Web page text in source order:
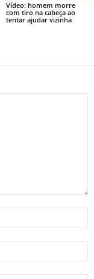
Vídeo: homem morre
com tiro na cabeça ao
tentar ajudar vizinha